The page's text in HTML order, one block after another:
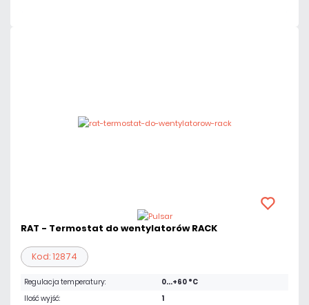
RAT - Termostat do wentylatorów RACK
Kod: 12874
Regulacja temperatury:
0...+60 °C
Ilość wyjść:
1